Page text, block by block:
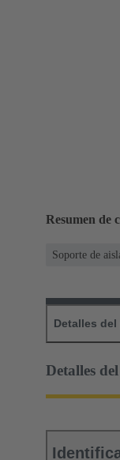
Resumen de
Soporte de
Detalles
Detalles